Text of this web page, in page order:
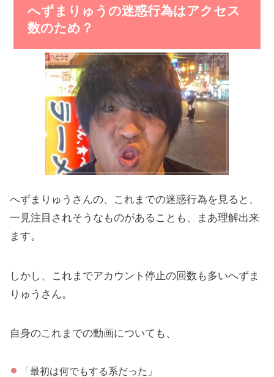
へずまりゅうの迷惑行為はアクセス
数のため？
へずまりゅうさんの、これまでの迷惑行為を見ると、
一見注目されそうなものがあることも、まあ理解出来
ます。
しかし、これまでアカウント停止の回数も多いへずま
りゅうさん。
自身のこれまでの動画についても、
「最初は何でもする系だった」